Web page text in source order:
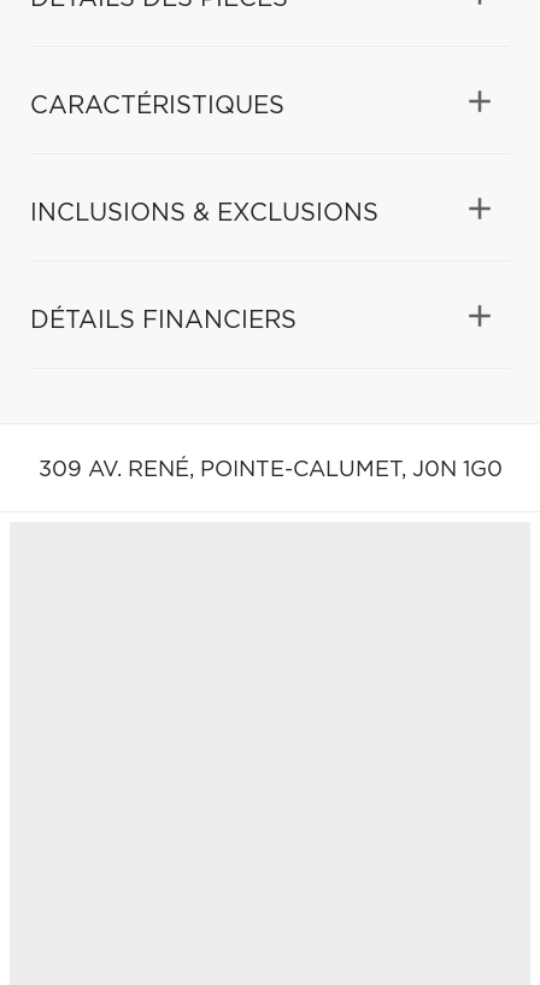
CARACTÉRISTIQUES
INCLUSIONS & EXCLUSIONS
DÉTAILS FINANCIERS
309 AV. RENÉ, POINTE-CALUMET, J0N 1G0